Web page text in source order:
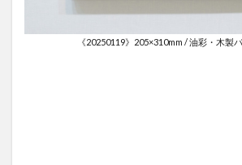
《20250119》205×310mm / 油彩・木製